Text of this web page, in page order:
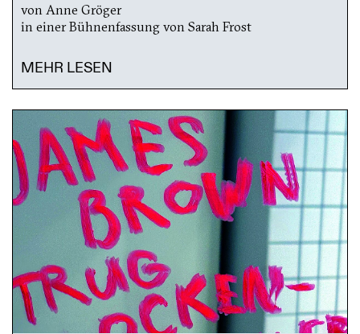
von Anne Gröger
in einer Bühnenfassung von Sarah Frost
MEHR LESEN